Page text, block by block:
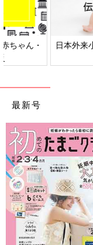
日本外来小児科学会
最新号